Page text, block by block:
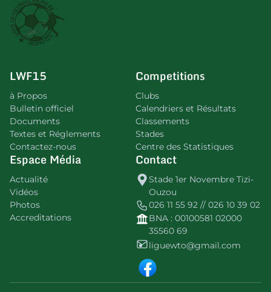
LWF15
à Propos
Bulletin officiel
Documents
Textes et Réglements
Contactez-nous
Competitions
Clubs
Calendriers et Résultats
Classements
Stades
Centre des Statistiques
Espace Média
Actualité
Vidéos
Photos
Accreditations
Contact
Stade 1er Novembre Tizi-
Ouzou
026 11 55 92 // 026 10 39 02
BNA : 00100581 02000
35560 69
liguewto@gmail.com